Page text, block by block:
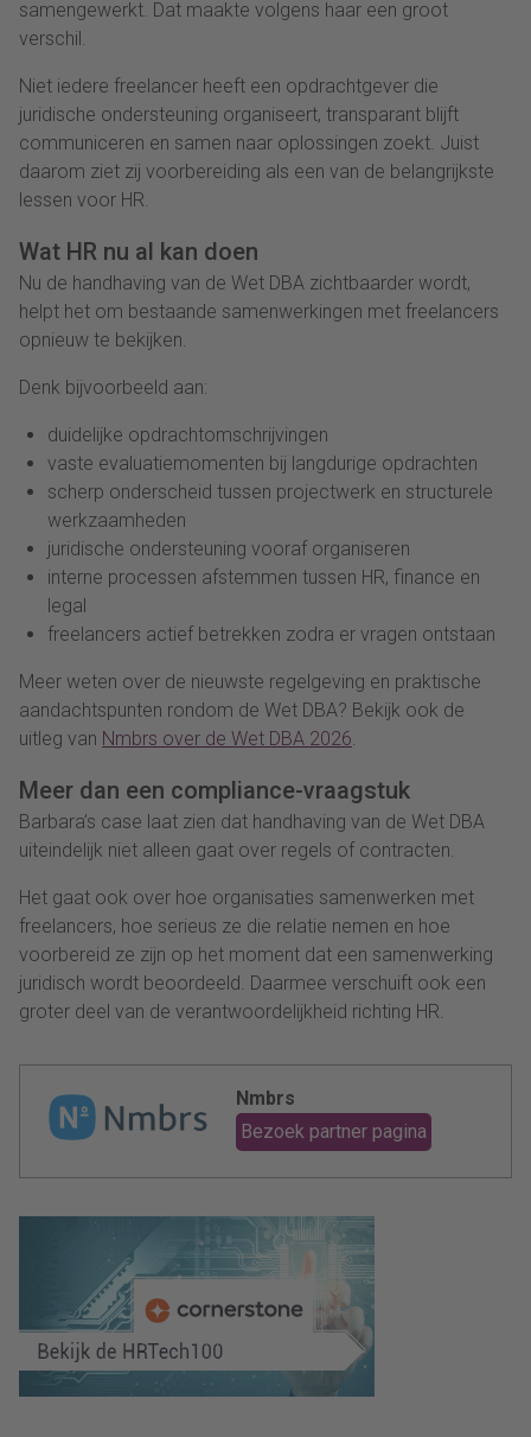
samengewerkt. Dat maakte volgens haar een groot
verschil.
Niet iedere freelancer heeft een opdrachtgever die
juridische ondersteuning organiseert, transparant blijft
communiceren en samen naar oplossingen zoekt. Juist
daarom ziet zij voorbereiding als een van de belangrijkste
lessen voor HR.
Wat HR nu al kan doen
Nu de handhaving van de Wet DBA zichtbaarder wordt,
helpt het om bestaande samenwerkingen met freelancers
opnieuw te bekijken.
Denk bijvoorbeeld aan:
duidelijke opdrachtomschrijvingen
vaste evaluatiemomenten bij langdurige opdrachten
scherp onderscheid tussen projectwerk en structurele
werkzaamheden
juridische ondersteuning vooraf organiseren
interne processen afstemmen tussen HR, finance en
legal
freelancers actief betrekken zodra er vragen ontstaan
Meer weten over de nieuwste regelgeving en praktische
aandachtspunten rondom de Wet DBA? Bekijk ook de
uitleg van Nmbrs over de Wet DBA 2026
Meer dan een compliance-vraagstuk
Barbara’s case laat zien dat handhaving van de Wet DBA
uiteindelijk niet alleen gaat over regels of contracten.
Het gaat ook over hoe organisaties samenwerken met
freelancers, hoe serieus ze die relatie nemen en hoe
voorbereid ze zijn op het moment dat een samenwerking
juridisch wordt beoordeeld. Daarmee verschuift ook een
groter deel van de verantwoordelijkheid richting HR.
Nmbrs
Bezoek partner pagina